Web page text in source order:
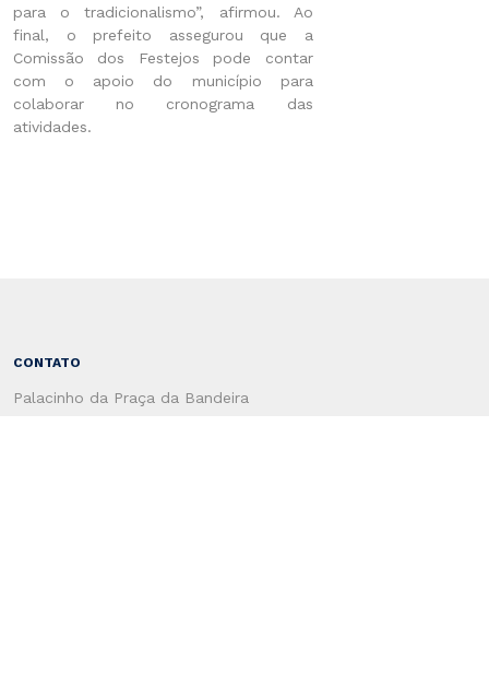
para o tradicionalismo”, afirmou. Ao
final, o prefeito assegurou que a
Comissão dos Festejos pode contar
com o apoio do município para
colaborar no cronograma das
atividades.
CONTATO
Palacinho da Praça da Bandeira